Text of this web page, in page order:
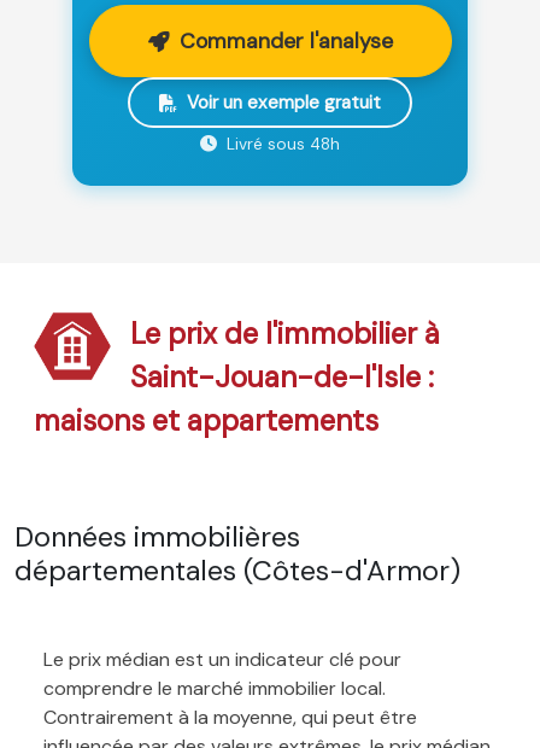
Commander l'analyse
Voir un exemple gratuit
Livré sous 48h
Le prix de l'immobilier à
Saint-Jouan-de-l'Isle :
maisons et appartements
Données immobilières
départementales (Côtes-d'Armor)
Le prix médian est un indicateur clé pour
comprendre le marché immobilier local.
Contrairement à la moyenne, qui peut être